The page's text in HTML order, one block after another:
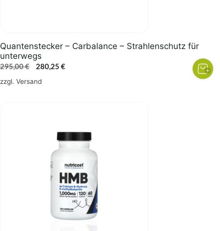
Quantenstecker – Carbalance – Strahlenschutz für
unterwegs
295,00€
Ursprünglicher
Preis
280,25 €Aktueller
zzgl. Versand